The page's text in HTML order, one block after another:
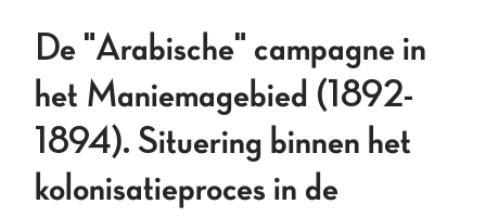
De "Arabische" campagne in
het Maniemagebied (1892-
1894). Situering binnen het
kolonisatieproces in de